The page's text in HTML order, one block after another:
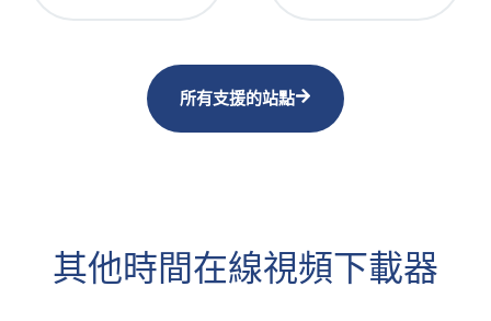
所有支援的站點
其他時間在線視頻下載器